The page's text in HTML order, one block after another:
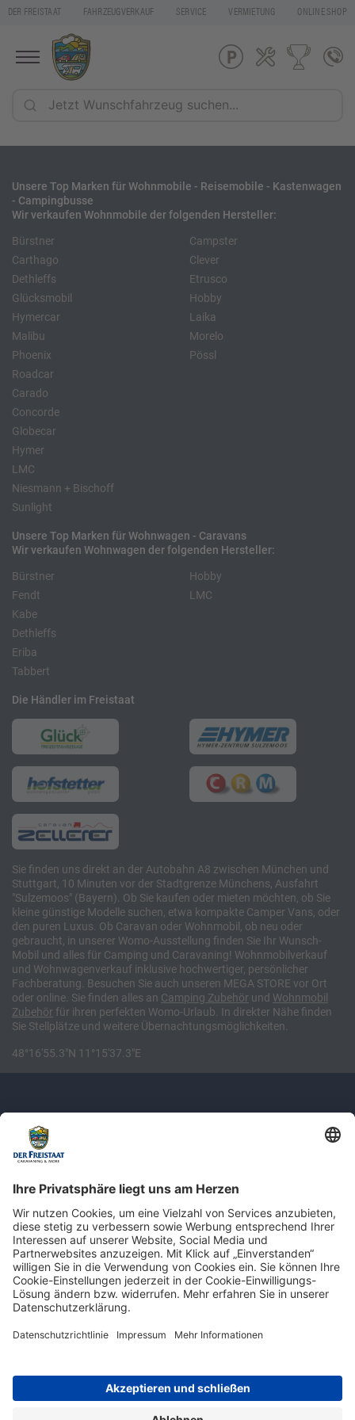
DER FREISTAAT FAHRZEUGVERKAUF SERVICE VERMIETUNG ONLINE SHOP
Unsere Top Marken für Wohnmobile - Reisemobile - Kastenwagen
- Campingbusse
Wir verkaufen Wohnmobile der folgenden Hersteller:
Bürstner
Carthago
Dethleffs
Glücksmobil
Hymercar
Malibu
Phoenix
Roadcar
Campster
Clever
Etrusco
Hobby
Laika
Morelo
Pössl
Carado
Concorde
Globecar
Hymer
LMC
Niesmann + Bischoff
Sunlight
Unsere Top Marken für Wohnwagen - Caravans
Wir verkaufen Wohnwagen der folgenden Hersteller:
Bürstner
Fendt
Kabe
Hobby
LMC
Dethleffs
Eriba
Tabbert
Die Händler im Freistaat
Sie finden uns direkt an der Autobahn A8 zwischen München und
Stuttgart, 10 Minuten vor der Stadtgrenze Münchens, Ausfahrt
"Sulzemoos" (Bayern). Ob Sie kaufen oder mieten möchten, ob Sie
kleine günstige Modelle suchen, etwa kompakte Camper Vans, oder
den puren Luxus. Ob Caravan oder Wohnmobil, ob neu oder
gebraucht, in unserer Womo-Ausstellung finden Sie Ihr Wunsch-
Mobil und alles für Camping und Caravaning! Wohnmobilverkauf
und Wohnwagenverkauf inklusive hochwertiger, persönlicher
Fachberatung. Besuchen Sie auch unseren MEGA STORE vor Ort
oder online. Sie finden alles an Camping Zubehör und Wohnmobil
Zubehör für ihren perfekten Womo-Urlaub. In direkter Nähe finden
Sie Stellplätze und weitere Übernachtungsmöglichkeiten.
48°16'55.3"N 11°15'37.3"E
Newsletter: Jetzt auf
shop.derfreistaat.de anmelden und
einen 5€ Gutschein für unseren Online-
Shop erhalten!*
Impressum Datenschutz Barrierefreiheit